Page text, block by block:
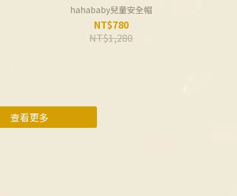
hahababy兒童安全帽
NT$780
NT$1,280
查看更多